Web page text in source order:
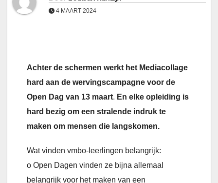
4 MAART 2024
Achter de schermen werkt het Mediacollage
hard aan de wervingscampagne voor de
Open Dag van 13 maart. En elke opleiding is
hard bezig om een stralende indruk te
maken om mensen die langskomen.
Wat vinden vmbo-leerlingen belangrijk:
o Open Dagen vinden ze bijna allemaal
belangrijk voor het maken van een